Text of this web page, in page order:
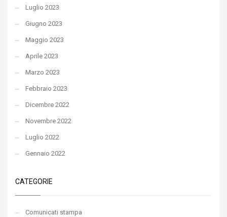
Luglio 2023
Giugno 2023
Maggio 2023
Aprile 2023
Marzo 2023
Febbraio 2023
Dicembre 2022
Novembre 2022
Luglio 2022
Gennaio 2022
CATEGORIE
Comunicati stampa